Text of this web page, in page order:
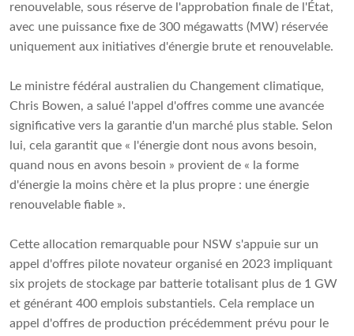
renouvelable, sous réserve de l'approbation finale de l'État,
avec une puissance fixe de 300 mégawatts (MW) réservée
uniquement aux initiatives d'énergie brute et renouvelable.
Le ministre fédéral australien du Changement climatique,
Chris Bowen, a salué l'appel d'offres comme une avancée
significative vers la garantie d'un marché plus stable. Selon
lui, cela garantit que « l'énergie dont nous avons besoin,
quand nous en avons besoin » provient de « la forme
d'énergie la moins chère et la plus propre : une énergie
renouvelable fiable ».
Cette allocation remarquable pour NSW s'appuie sur un
appel d'offres pilote novateur organisé en 2023 impliquant
six projets de stockage par batterie totalisant plus de 1 GW
et générant 400 emplois substantiels. Cela remplace un
appel d'offres de production précédemment prévu pour le